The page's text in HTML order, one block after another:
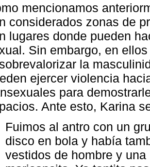
mencionamos
considerados zonas de
lugares donde pueden
Sin embargo, en
la
ejercer violencia
para
Ante esto, Karina
Fuimos al antro con un
disco en bola y había
vestidos de hombre y